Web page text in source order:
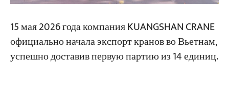
Проекты
Блоги
Новости
Заявления
15 мая 2026 года компания KUANGSHAN CRANE
официально начала экспорт кранов во Вьетнам,
успешно доставив первую партию из 14 единиц.